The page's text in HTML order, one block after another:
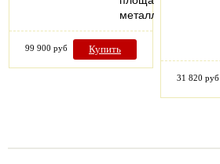
металлический…
99 900 руб Купить
31 820 руб